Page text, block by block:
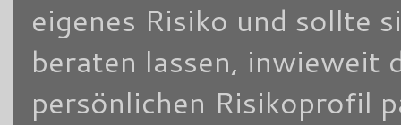
eigenes Risiko und sollte
beraten lassen, inwieweit
persönlichen Risikoprofil